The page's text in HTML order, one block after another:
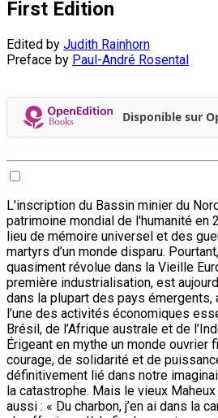
First Edition
Edited by Judith Rainhorn
Preface by Paul-André Rosental
Disponible sur
L'inscription du Bassin minier du
patrimoine mondial de l'humanité en
lieu de mémoire universel et des
martyrs d’un monde disparu.
quasiment révolue dans la Vieille
première industrialisation, est
dans la plupart des pays émergents,
l’une des activités économiques
Brésil, de l’Afrique australe et de
Érigeant en mythe un monde ouvrier
courage, de solidarité et de
définitivement lié dans notre
la catastrophe. Mais le vieux
aussi : « Du charbon, j’en ai dans la